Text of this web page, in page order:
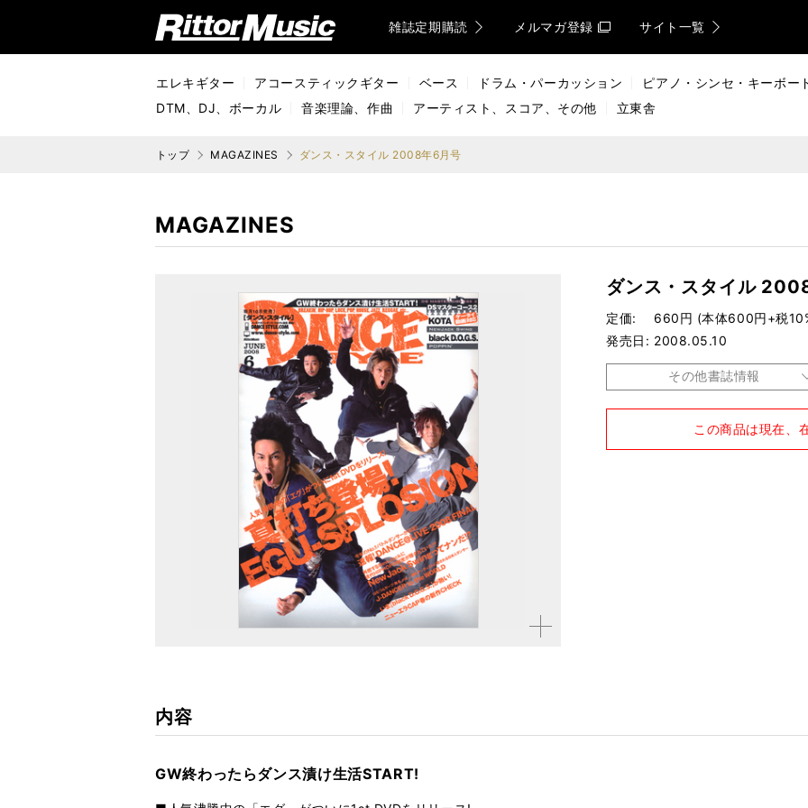
リットーミュージック (Rittor Music) 雑誌定期購読 メルマガ登録 サイト一覧
エレキギター アコースティックギター ベース ドラム・パーカッション ピアノ・シンセ・キーボー
DTM、DJ、ボーカル
音楽理論、作曲 アーティスト、スコア、その他 立東舎
トップ MAGAZINES ダンス・スタイル 2008年6月号
MAGAZINES
拡大す
ダンス・スタイル
定価
660円 (本体600円+税
発売日
2008.05.10
その他書誌情報
雑誌この商品は現在、
内容
GW終わったらダンス漬け生活START!